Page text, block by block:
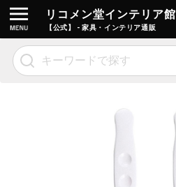
リコメン堂インテリア館
【公式】 - 家具・インテリア通販